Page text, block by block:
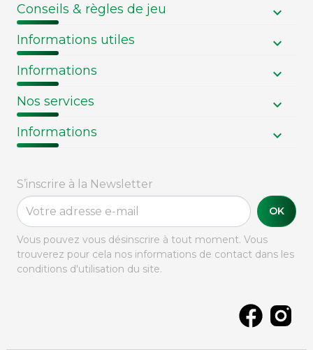
Conseils & règles de jeu
Informations utiles
Informations
Nos services
Informations
S’inscrire à la Newsletter
OK
Vous pouvez vous désinscrire à tout moment. Vous
trouverez pour cela nos informations de contact dans les
conditions d'utilisation du site.